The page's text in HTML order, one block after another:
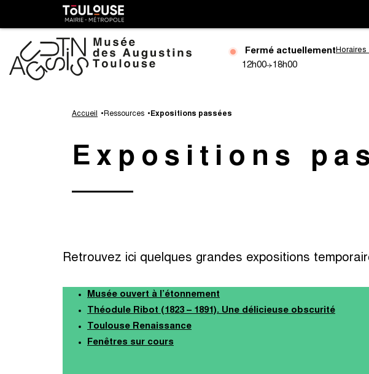
Gestion de vos préférences sur les cookies
au
Toulouse
métropole
Fermé actuellementHoraires
12h00 18h00
Accueil Ressources Expositions passées
Expositions
Retrouvez ici quelques grandes expositions
Musée ouvert à l’étonnement
Théodule Ribot (1823 – 1891). Une délicieuse obscurité
Toulouse Renaissance
Fenêtres sur cours